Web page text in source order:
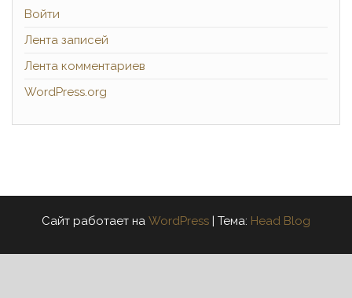
Войти
Лента записей
Лента комментариев
WordPress.org
Сайт работает на WordPress | Тема: Head Blog